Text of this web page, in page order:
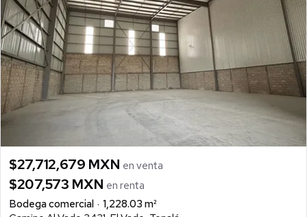
$27,712,679 MXN en venta
$207,573 MXN en renta
Bodega comercial
1,228.03 m²